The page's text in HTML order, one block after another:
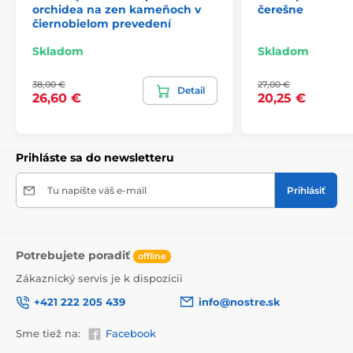
veľkosti, čo môže viesť k jeho miernemu orezaniu. Po
kliknutí na konkrétny rozmer na stránke si môžete
Rozmery (v cm): 147x270(3 pásy),
245x270(5 pásov), 294x270(6 pásov)
orchidea na zen kameňoch v
čiernobielom prevedení
Skladom
38,00 €
26,60 €
Detail
čerešne
Skladom
27,00 €
20,25 €
Prihláste sa do newsletteru
Tu napíšte váš e-mail Prihlásiť
Potrebujete poradiť offline
Zákaznický servis je k dispozícii
+421 222 205 439
info@nostre.sk
Sme tiež na: Facebook